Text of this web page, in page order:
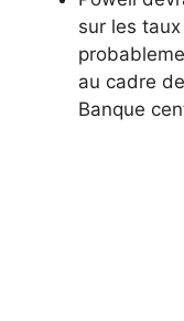
sur les
au cadre
Banque